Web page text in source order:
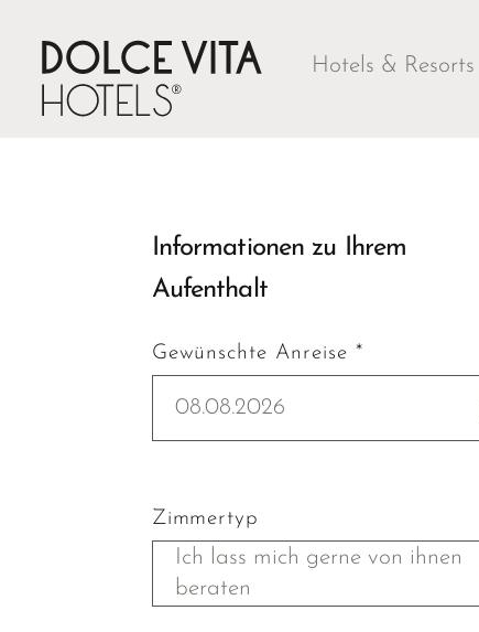
Hotels & Resorts
Informationen zu Ihrem
Aufenthalt
Gewünschte Anreise *
08.08.2026
Zimmertyp
Ich lass mich gerne von ihnen
beraten